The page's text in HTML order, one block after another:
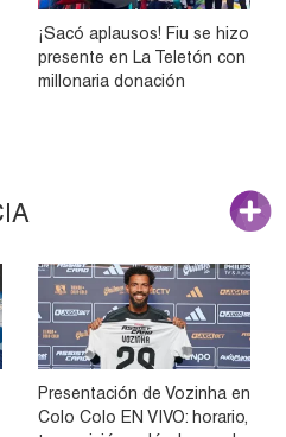
¡Sacó aplausos! Fiu se hizo
presente en La Teletón con
millonaria donación
Presentación de Vozinha en
Colo Colo EN VIVO: horario,